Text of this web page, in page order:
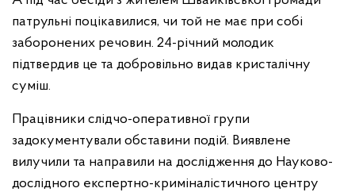
патрульні поцікавилися, чи той не має при собі
заборонених речовин. 24-річний молодик
підтвердив це та добровільно видав кристалічну
суміш.
Працівники слідчо-оперативної групи
задокументували обставини подій. Виявлене
вилучили та направили на дослідження до Науково-
дослідного експертно-криміналістичного центру